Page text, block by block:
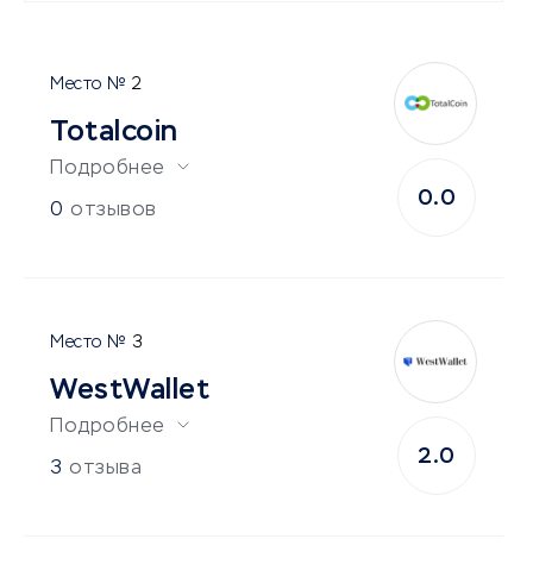
2
Totalcoin
Подробнее
0 отзывов
0.0
3
WestWallet
Подробнее
3 отзыва
2.0